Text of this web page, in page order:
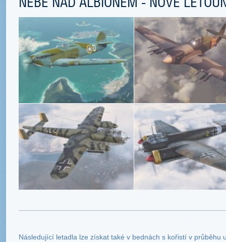
Následující letadla lze získat také v bednách s kořistí v průběhu